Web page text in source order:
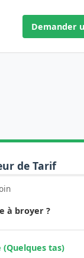
Demander
de Tarif
à broyer ?
tas)